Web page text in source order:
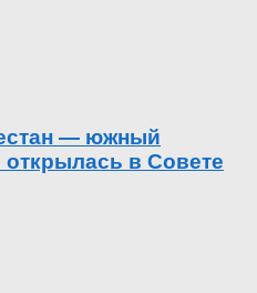
— южный
в Совете